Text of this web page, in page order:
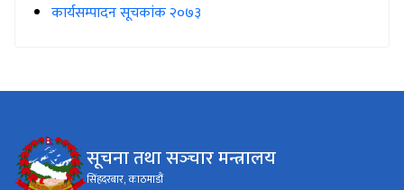
कार्यसम्पादन सूचकांक २०७३
सूचना तथा सञ्‍चार मन्त्रालय
सिंहदरबार, काठमाडौं